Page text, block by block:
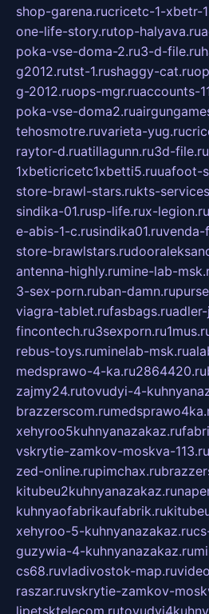
shop-garena.rucricetc-1-xbetr-
one-life-story.rutop-halyava.ru
poka-vse-doma-2.ru3-d-file.ru
g2012.rutst-1.rushaggy-cat.ru
g-2012.ruops-mgr.ruaccounts-
poka-vse-doma2.ru
tehosmotre.ruvarieta-yug.ru
raytor-d.ruatillagunn.ru3d-file.ru
1xbeticricetc1xbetti5.ruuafoot-
store-brawl-stars.rukts-
sindika-01.rusp-life.rux-legion.ru
e-abis-1-c.rusindika01.ruvenda-
store-brawlstars.ru
antenna-highly.rumine-lab-
3-sex-porn.ruban-damn.ru
viagra-tablet.rufasbags.ru
fincontech.ru3sexporn.ru
rebus-toys.ruminelab-msk.ru
medsprawo-4-ka.ru2864420.ru
zajmy24.rutovudyi-4-
brazzerscom.ru
xehyroo5kuhnyanazakaz.ru
vskrytie-zamkov-moskva-113.ru
zed-online.rupimchax.ru
kitubeu2kuhnyanazakaz.ru
kuhnyaofabrikaufabrik.ru
xehyroo-5-kuhnyanazakaz.ru
guzywia-4-kuhnyanazakaz.ru
cs68.ruvladivostok-map.ru
raszar.ruvskrytie-zamkov-
lipetsktelecom.ru